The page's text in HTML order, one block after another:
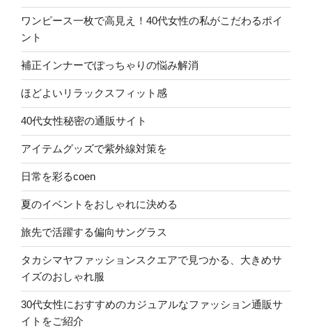
ワンピース一枚で高見え！40代女性の私がこだわるポイ
ント
補正インナーでぽっちゃりの悩み解消
ほどよいリラックスフィット感
40代女性秘密の通販サイト
アイテムグッズで紫外線対策を
日常を彩るcoen
夏のイベントをおしゃれに決める
旅先で活躍する偏向サングラス
タカシマヤファッションスクエアで見つかる、大きめサ
イズのおしゃれ服
30代女性におすすめのカジュアルなファッション通販サ
イトをご紹介